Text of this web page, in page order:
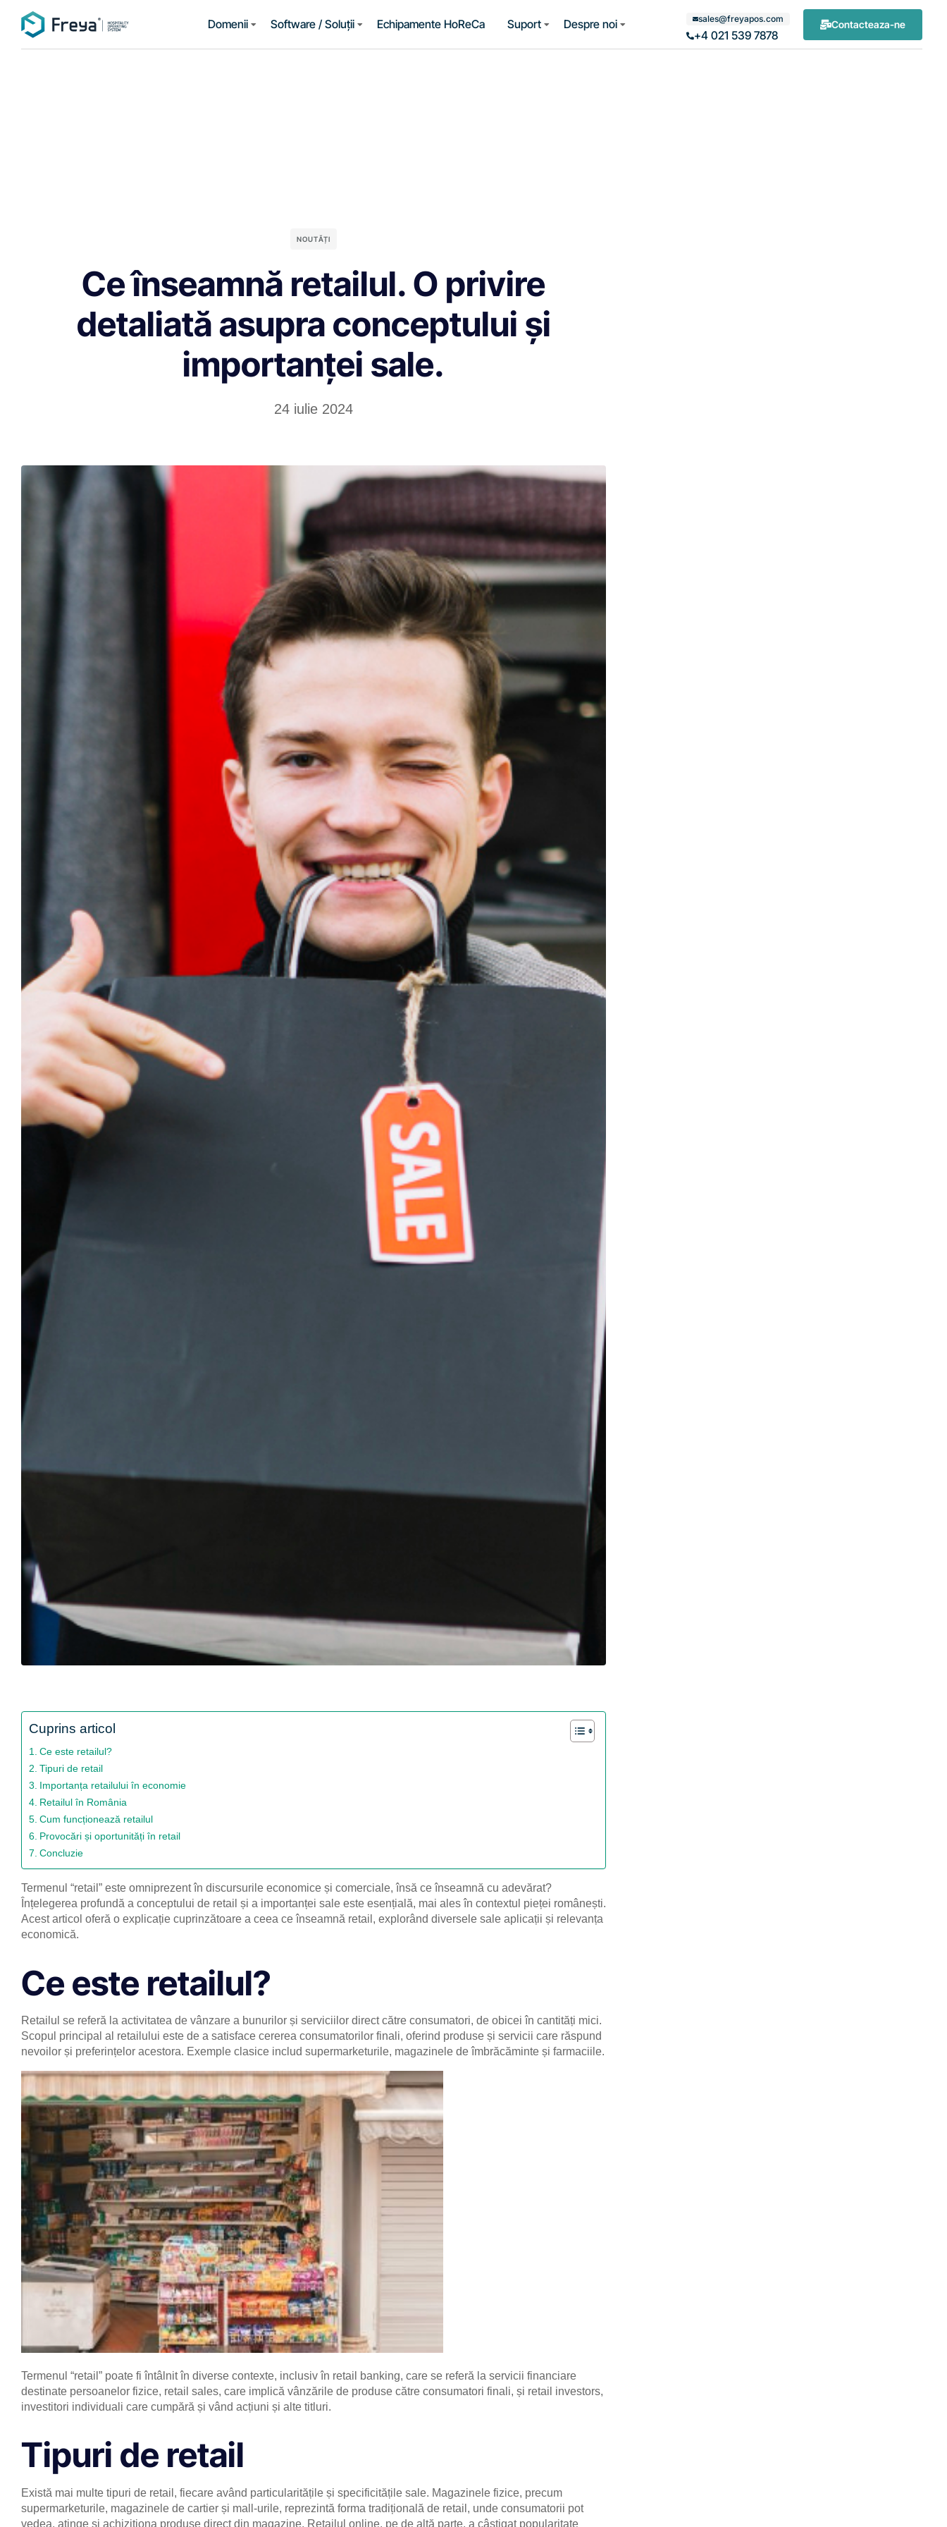
Domenii Software / Soluții Echipamente HoReCa Suport Despre noi sales@freyapos.com
+4 021 539 7878
Contacteaza-ne
NOUTĂȚI
Ce înseamnă retailul. O privire
detaliată asupra conceptului și
importanței sale.
24 iulie 2024
Cuprins articol
Ce este retailul?
Tipuri de retail
Importanța retailului în economie
Retailul în România
Cum funcționează retailul
Provocări și oportunități în retail
Concluzie
Termenul “retail” este omniprezent în discursurile economice și comerciale, însă ce înseamnă cu adevărat?
Înțelegerea profundă a conceptului de retail și a importanței sale este esențială, mai ales în contextul pieței românești.
Acest articol oferă o explicație cuprinzătoare a ceea ce înseamnă retail, explorând diversele sale aplicații și relevanța
economică.
Ce este retailul?
Retailul se referă la activitatea de vânzare a bunurilor și serviciilor direct către consumatori, de obicei în cantități mici.
Scopul principal al retailului este de a satisface cererea consumatorilor finali, oferind produse și servicii care răspund
nevoilor și preferințelor acestora. Exemple clasice includ supermarketurile, magazinele de îmbrăcăminte și farmaciile.
Termenul “retail” poate fi întâlnit în diverse contexte, inclusiv în retail banking, care se referă la servicii financiare
destinate persoanelor fizice, retail sales, care implică vânzările de produse către consumatori finali, și retail investors,
investitori individuali care cumpără și vând acțiuni și alte titluri.
Tipuri de retail
Există mai multe tipuri de retail, fiecare având particularitățile și specificitățile sale. Magazinele fizice, precum
supermarketurile, magazinele de cartier și mall-urile, reprezintă forma tradițională de retail, unde consumatorii pot
vedea, atinge și achiziționa produse direct din magazine. Retailul online, pe de altă parte, a câștigat popularitate